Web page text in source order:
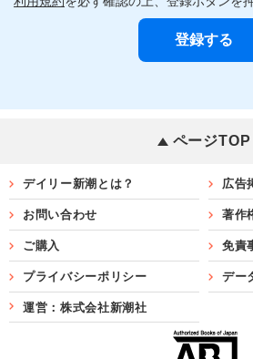
ページTOP
デイリー新潮とは？ 広告
お問い合わせ 著作
ご購入 免責
プライバシーポリシー デー
運営：株式会社新潮社